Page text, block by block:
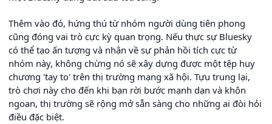
Thêm vào đó, hứng thú từ nhóm người dùng tiên phong
cũng đóng vai trò cực kỳ quan trọng. Nếu thực sự Bluesky
có thể tạo ấn tượng và nhận về sự phản hồi tích cực từ
nhóm này, không chừng nó sẽ xây dựng được một tệp huy
chương 'tay to' trên thị trường mạng xã hội. Tựu trung lại,
trò chơi này cho đến khi bạn rời bước mạnh dạn và khôn
ngoan, thị trường sẽ rộng mở sẵn sàng cho những ai đòi hỏi
điều đặc biệt.